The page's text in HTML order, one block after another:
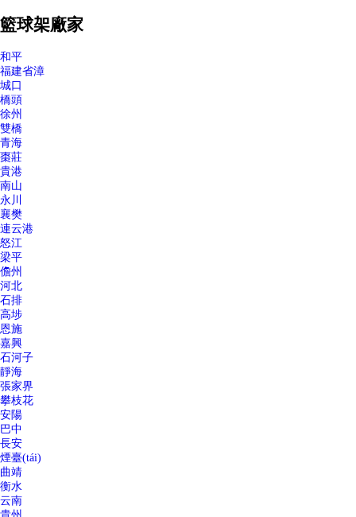
籃球架廠家
和平
福建省漳
城口
橋頭
徐州
雙橋
青海
棗莊
貴港
南山
永川
襄樊
連云港
怒江
梁平
儋州
河北
石排
高埗
恩施
嘉興
石河子
靜海
張家界
攀枝花
安陽
巴中
長安
煙臺(tái)
曲靖
衡水
云南